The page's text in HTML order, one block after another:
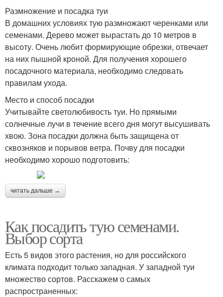
Размножение и посадка туи
В домашних условиях тую размножают черенками или
семенами. Дерево может вырастать до 10 метров в
высоту. Очень любит формирующие обрезки, отвечает
на них пышной кроной. Для получения хорошего
посадочного материала, необходимо следовать
правилам ухода.
Место и способ посадки
Учитывайте светолюбивость туи. Но прямыми
солнечные лучи в течение всего дня могут высушивать
хвою. Зона посадки должна быть защищена от
сквозняков и порывов ветра. Почву для посадки
необходимо хорошо подготовить:
читать дальше →
Как посадить тую семенами.
Выбор сорта
Есть 5 видов этого растения, но для российского
климата подходит только западная. У западной туи
множество сортов. Расскажем о самых
распространенных: